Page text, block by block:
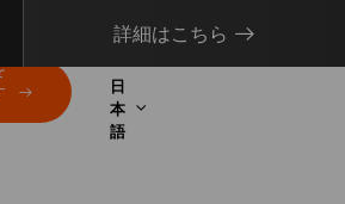
詳細はこちら
日
本
語